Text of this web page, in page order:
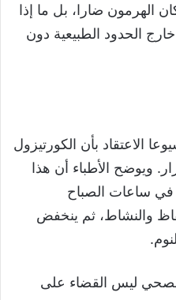
الهرمون ضارا، بل ما إذا
الحدود الطبيعية دون
الاعتقاد بأن الكورتيزول
ويوضح الأطباء أن هذا
ساعات الصباح
والنشاط، ثم ينخفض
ليس القضاء على